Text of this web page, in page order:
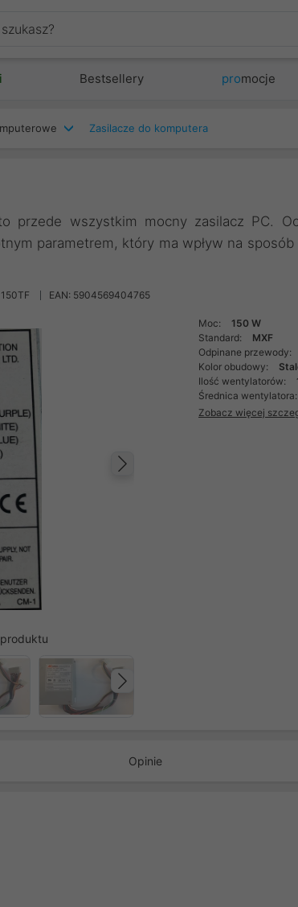
Bestsellery promocje
Zasilacze do komputera
przede wszystkim mocny zasilacz PC.
parametrem, który ma wpływ na
EAN: 5904569404765
Moc:
150 W
Standard:
MXF
Odpinane przewody:
Kolor obudowy:
Ilość wentylatorów:
Średnica wentylatora:
Zobacz więcej
Opinie